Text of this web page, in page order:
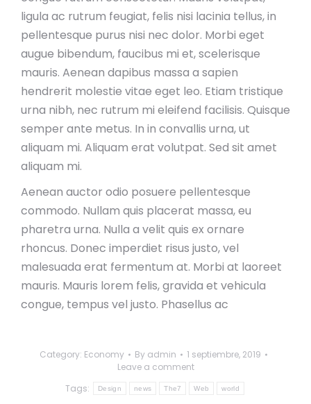
ligula ac rutrum feugiat, felis nisi lacinia tellus, in
pellentesque purus nisi nec dolor. Morbi eget
augue bibendum, faucibus mi et, scelerisque
mauris. Aenean dapibus massa a sapien
hendrerit molestie vitae eget leo. Etiam tristique
urna nibh, nec rutrum mi eleifend facilisis. Quisque
semper ante metus. In in convallis urna, ut
aliquam mi. Aliquam erat volutpat. Sed sit amet
aliquam mi.
Aenean auctor odio posuere pellentesque
commodo. Nullam quis placerat massa, eu
pharetra urna. Nulla a velit quis ex ornare
rhoncus. Donec imperdiet risus justo, vel
malesuada erat fermentum at. Morbi at laoreet
mauris. Mauris lorem felis, gravida et vehicula
congue, tempus vel justo. Phasellus ac
Category: Economy By admin
1 septiembre, 2019
Leave a comment
Tags:
Design news The7 Web world